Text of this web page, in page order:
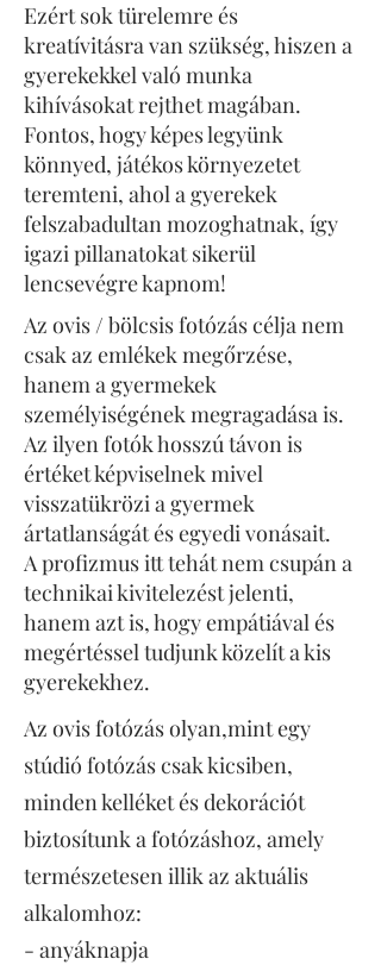
Ezért sok türelemre és
kreatívitásra van szükség, hiszen a
gyerekekkel való munka
kihívásokat rejthet magában.
Fontos, hogy képes legyünk
könnyed, játékos környezetet
teremteni, ahol a gyerekek
felszabadultan mozoghatnak, így
igazi pillanatokat sikerül
lencsevégre kapnom!
Az ovis / bölcsis fotózás célja nem
csak az emlékek megőrzése,
hanem a gyermekek
személyiségének megragadása is.
Az ilyen fotók hosszú távon is
értéket képviselnek mivel
visszatükrözi a gyermek
ártatlanságát és egyedi vonásait.
A profizmus itt tehát nem csupán a
technikai kivitelezést jelenti,
hanem azt is, hogy empátiával és
megértéssel tudjunk közelít a kis
gyerekekhez.
Az ovis fotózás olyan,mint egy
stúdió fotózás csak kicsiben,
minden kelléket és dekorációt
biztosítunk a fotózáshoz, amely
természetesen illik az aktuális
alkalomhoz:
- anyáknapja